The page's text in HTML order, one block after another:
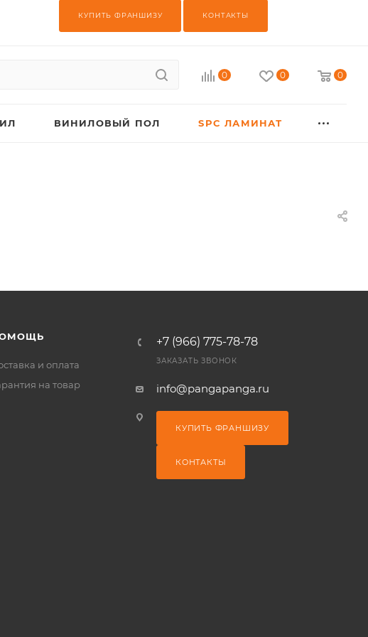
КУПИТЬ ФРАНШИЗУ КОНТАКТЫ
0 0 0
ВИНИЛОВЫЙ ПОЛ SPC ЛАМИНАТ
и оплата
на товар
+7 (966) 775-78-78
ЗАКАЗАТЬ ЗВОНОК
info@pangapanga.ru
КУПИТЬ ФРАНШИЗУ
КОНТАКТЫ